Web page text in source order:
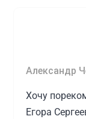
Александр
Хочу
Егора